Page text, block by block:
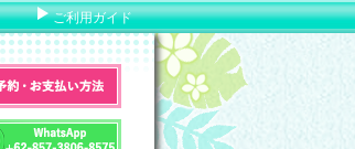
ご利用ガイド